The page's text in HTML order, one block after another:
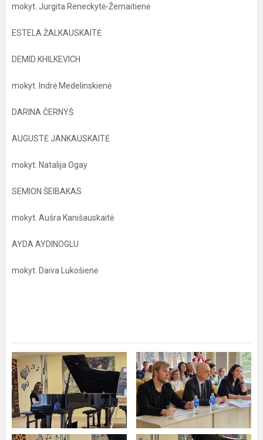
mokyt. Jurgita Reneckytė-Žemaitienė
ESTELA ŽALKAUSKAITĖ
DEMID KHILKEVICH
mokyt. Indrė Medelinskienė
DARINA ČERNYŠ
AUGUSTĖ JANKAUSKAITĖ
mokyt. Natalija Ogay
SEMION ŠEIBAKAS
mokyt. Aušra Kanišauskaitė
AYDA AYDINOGLU
mokyt. Daiva Lukošienė